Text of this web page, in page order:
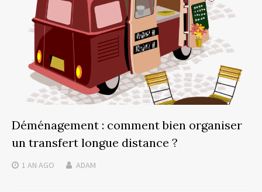
Déménagement : comment bien organiser
un transfert longue distance ?
1 AN AGO ADAM